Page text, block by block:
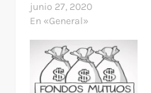
junio 27, 2020
En «General»